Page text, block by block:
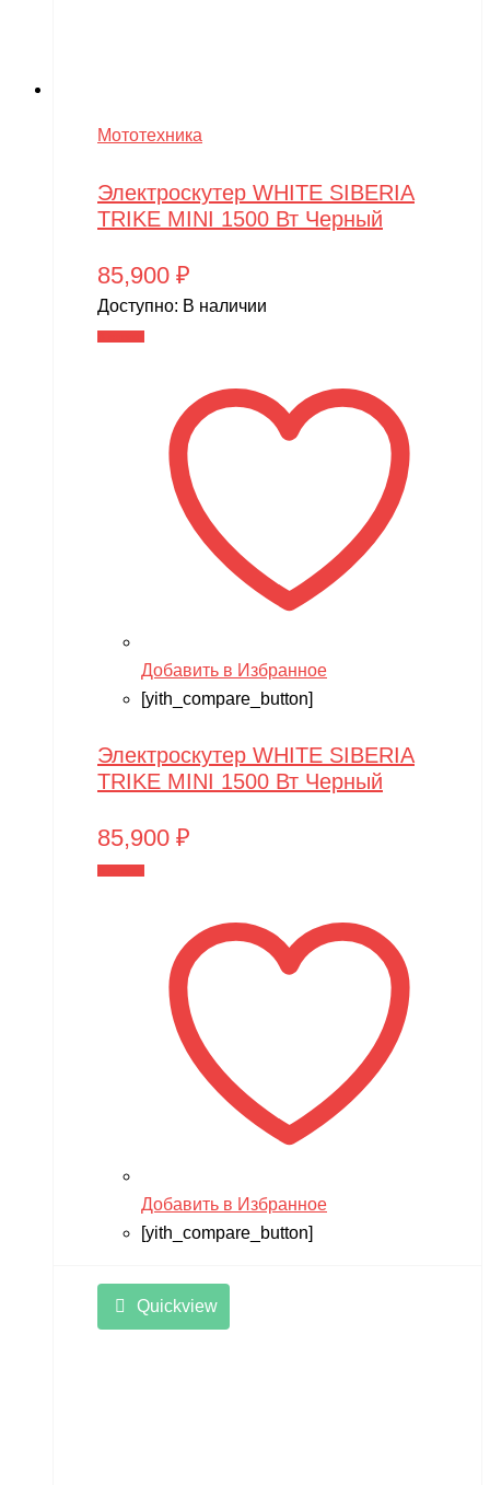
Мототехника
Электроскутер WHITE SIBERIA
TRIKE MINI 1500 Вт Черный
85,900 ₽
Доступно: В наличии
Добавить в Избранное
[yith_compare_button]
Электроскутер WHITE SIBERIA
TRIKE MINI 1500 Вт Черный
85,900 ₽
Добавить в Избранное
[yith_compare_button]
Quickview